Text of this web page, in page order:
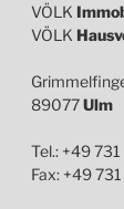
VÖLK
VÖLK
89077Ulm
Tel.: +49
Fax: +49